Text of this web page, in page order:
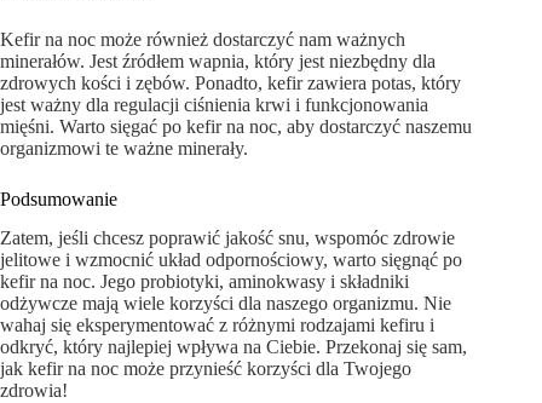
Kefir na noc może również dostarczyć nam ważnych
minerałów. Jest źródłem wapnia, który jest niezbędny dla
zdrowych kości i zębów. Ponadto, kefir zawiera potas, który
jest ważny dla regulacji ciśnienia krwi i funkcjonowania
mięśni. Warto sięgać po kefir na noc, aby dostarczyć naszemu
organizmowi te ważne minerały.
Podsumowanie
Zatem, jeśli chcesz poprawić jakość snu, wspomóc zdrowie
jelitowe i wzmocnić układ odpornościowy, warto sięgnąć po
kefir na noc. Jego probiotyki, aminokwasy i składniki
odżywcze mają wiele korzyści dla naszego organizmu. Nie
wahaj się eksperymentować z różnymi rodzajami kefiru i
odkryć, który najlepiej wpływa na Ciebie. Przekonaj się sam,
jak kefir na noc może przynieść korzyści dla Twojego
zdrowia!